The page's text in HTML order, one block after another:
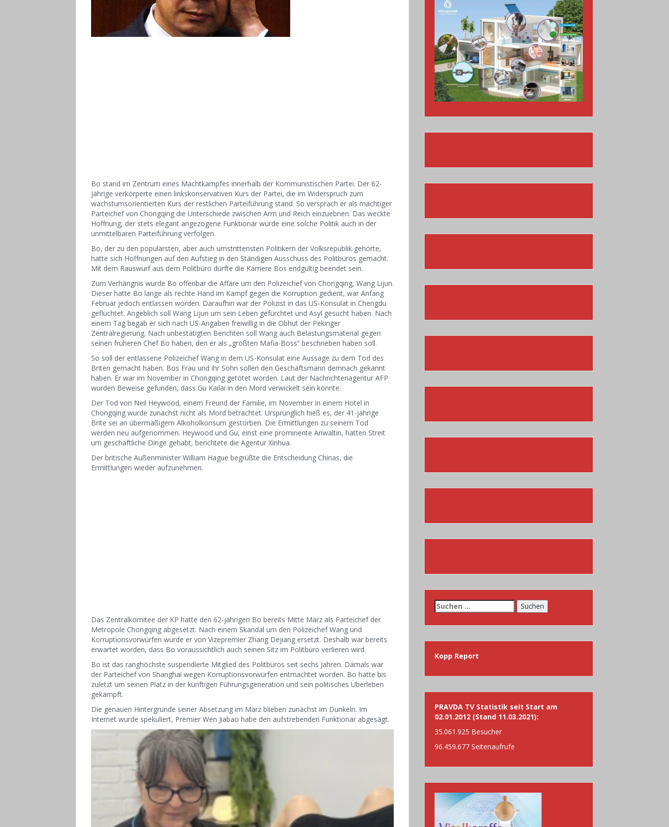
Bo stand im Zentrum eines Machtkampfes innerhalb der Kommunistischen Partei. Der 62-
Jährige verkörperte einen linkskonservativen Kurs der Partei, die im Widerspruch zum
wachstumsorientierten Kurs der restlichen Parteiführung stand. So versprach er als mächtiger
Parteichef von Chongqing die Unterschiede zwischen Arm und Reich einzuebnen. Das weckte
Hoffnung, der stets elegant angezogene Funktionär würde eine solche Politik auch in der
unmittelbaren Parteiführung verfolgen.
Bo, der zu den populärsten, aber auch umstrittensten Politikern der Volksrepublik gehörte,
hatte sich Hoffnungen auf den Aufstieg in den Ständigen Ausschuss des Politbüros gemacht.
Mit dem Rauswurf aus dem Politbüro dürfte die Karriere Bos endgültig beendet sein.
Zum Verhängnis wurde Bo offenbar die Affäre um den Polizeichef von Chongqing, Wang Lijun.
Dieser hatte Bo lange als rechte Hand im Kampf gegen die Korruption gedient, war Anfang
Februar jedoch entlassen worden. Daraufhin war der Polizist in das US-Konsulat in Chengdu
geflüchtet. Angeblich soll Wang Lijun um sein Leben gefürchtet und Asyl gesucht haben. Nach
einem Tag begab er sich nach US-Angaben freiwillig in die Obhut der Pekinger
Zentralregierung. Nach unbestätigten Berichten soll Wang auch Belastungsmaterial gegen
seinen früheren Chef Bo haben, den er als „größten Mafia-Boss“ beschrieben haben soll.
So soll der entlassene Polizeichef Wang in dem US-Konsulat eine Aussage zu dem Tod des
Briten gemacht haben. Bos Frau und ihr Sohn sollen den Geschäftsmann demnach gekannt
haben. Er war im November in Chongqing getötet worden. Laut der Nachrichtenagentur AFP
wurden Beweise gefunden, dass Gu Kailai in den Mord verwickelt sein könnte.
Der Tod von Neil Heywood, einem Freund der Familie, im November in einem Hotel in
Chongqing wurde zunächst nicht als Mord betrachtet. Ursprünglich hieß es, der 41-jährige
Brite sei an übermäßigem Alkoholkonsum gestorben. Die Ermittlungen zu seinem Tod
werden neu aufgenommen. Heywood und Gu, einst eine prominente Anwältin, hätten Streit
um geschäftliche Dinge gehabt, berichtete die Agentur Xinhua.
Der britische Außenminister William Hague begrüßte die Entscheidung Chinas, die
Ermittlungen wieder aufzunehmen.
Das Zentralkomitee der KP hatte den 62-jährigen Bo bereits Mitte März als Parteichef der
Metropole Chongqing abgesetzt. Nach einem Skandal um den Polizeichef Wang und
Korruptionsvorwürfen wurde er von Vizepremier Zhang Dejiang ersetzt. Deshalb war bereits
erwartet worden, dass Bo voraussichtlich auch seinen Sitz im Politbüro verlieren wird.
Bo ist das ranghöchste suspendierte Mitglied des Politbüros seit sechs Jahren. Damals war
der Parteichef von Shanghai wegen Korruptionsvorwürfen entmachtet worden. Bo hatte bis
zuletzt um seinen Platz in der künftigen Führungsgeneration und sein politisches Überleben
gekämpft.
Die genauen Hintergründe seiner Absetzung im März blieben zunächst im Dunkeln. Im
Internet wurde spekuliert, Premier Wen Jiabao habe den aufstrebenden Funktionär abgesägt.
Suchen
nach:
Kopp Report
PRAVDA TV Statistik seit Start am
02.01.2012 (Stand 11.03.2021):
35.061.925 Besucher
96.459.677 Seitenaufrufe